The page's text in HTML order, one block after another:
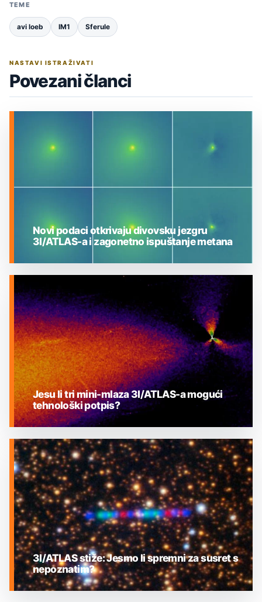
TEME
avi loeb IM1 Sferule
NASTAVI ISTRAŽIVATI
Povezani članci
MEĐUZVJEZDANI OBJEKTI
Novi podaci otkrivaju divovsku jezgru
3I/ATLAS-a i zagonetno ispuštanje metana
MEĐUZVJEZDANI OBJEKTI
Jesu li tri mini-mlaza 3I/ATLAS-a mogući
tehnološki potpis?
3I/ATLAS stiže: Jesmo li spremni za susret s
nepoznatim?